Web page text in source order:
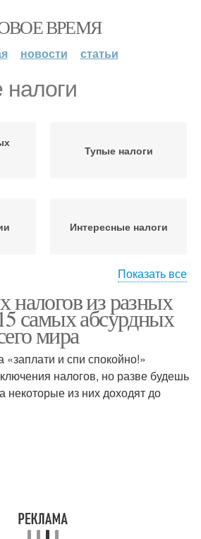
ВРЕМЯ
новости статьи
Тупые налоги
Интересные налоги
Корпоративный налог
Налоги в корее
Показать все
налогов из разных
самых абсурдных
мира
«заплати и спи спокойно!»
налогов, но разве будешь
некоторые из них доходят до